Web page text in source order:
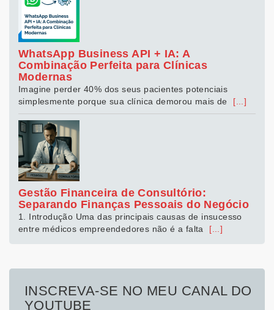
WhatsApp Business API + IA: A
Combinação Perfeita para Clínicas
Modernas
Imagine perder 40% dos seus pacientes potenciais
simplesmente porque sua clínica demorou mais de
[...]
Gestão Financeira de Consultório:
Separando Finanças Pessoais do Negócio
1. Introdução Uma das principais causas de insucesso
entre médicos empreendedores não é a falta
[...]
INSCREVA-SE NO MEU CANAL DO
YOUTUBE